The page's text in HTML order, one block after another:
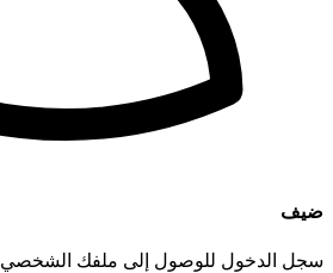
ضيف
سجل الدخول للوصول إلى ملفك الشخصي